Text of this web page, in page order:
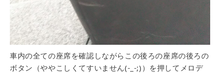
車内の全ての座席を確認しながらこの後ろの座席の後ろの
ボタン（ややこしくてすいません(-_-;)）を押してメロデ